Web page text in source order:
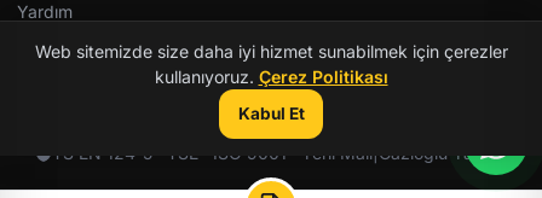
Yardım
© 2026 Kent Teknik Kimya. Tüm hakları saklıdır.
TS EN 124-5 · TSE · ISO 9001 · Yerli Malı|Gazioğlu Yazılım
Web sitemizde size daha iyi hizmet sunabilmek için çerezler
kullanıyoruz. Çerez Politikası
Kabul Et